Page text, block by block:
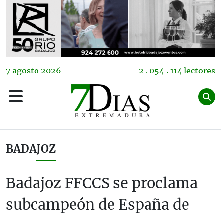
7 agosto 2026 2 . 054 . 114 lectores
BADAJOZ
Badajoz FFCCS se proclama
subcampeón de España de